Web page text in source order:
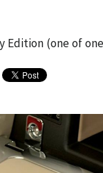
Edition (one of